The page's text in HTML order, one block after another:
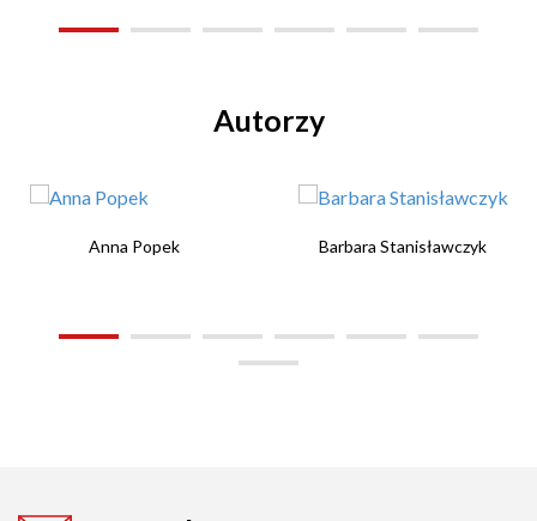
Autorzy
Anna Popek Barbara Stanisławczyk